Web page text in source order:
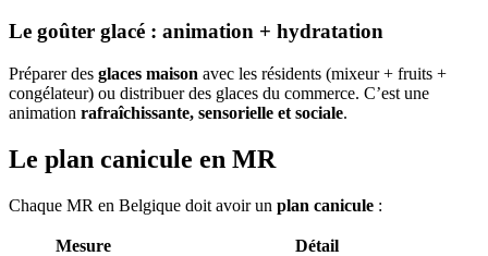
Le goûter glacé : animation + hydratation
Préparer des glaces maison avec les résidents (mixeur + fruits +
congélateur) ou distribuer des glaces du commerce. C’est une
animation rafraîchissante, sensorielle et sociale.
Le plan canicule en MR
Chaque MR en Belgique doit avoir un plan canicule :
Mesure
Détail